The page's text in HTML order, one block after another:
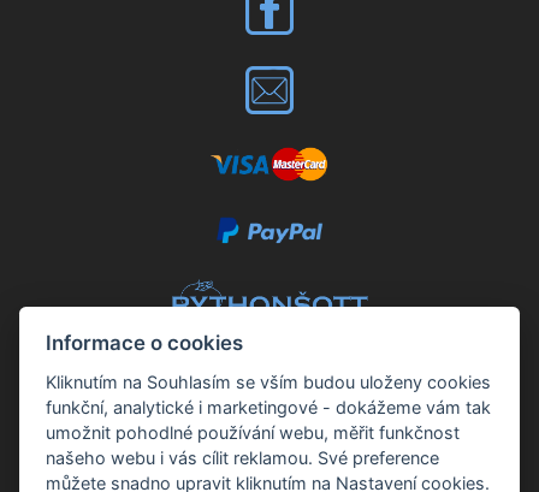
Kontakt:
Petr Šott
Informace o cookies
Kliknutím na Souhlasím se vším budou uloženy cookies
funkční, analytické i marketingové - dokážeme vám tak
umožnit pohodlné používání webu, měřit funkčnost
našeho webu i vás cílit reklamou. Své preference
můžete snadno upravit kliknutím na Nastavení cookies.